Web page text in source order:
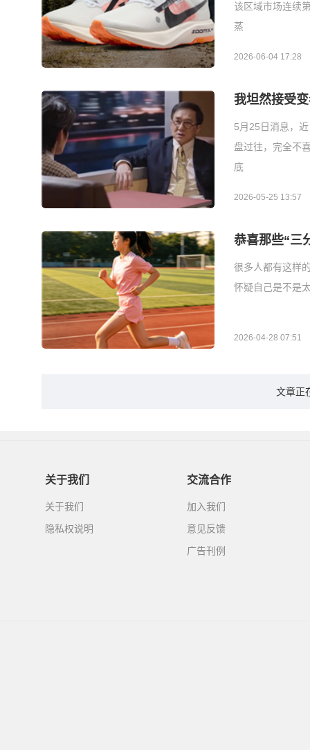
该区域市场连续
蒸
2026-06-04 17:28
我坦然接受
5月25日消息，
盘过往，完全不
底
2026-05-25 13:57
恭喜那些“三
很多人都有这样
怀疑自己是不是
2026-04-28 07:51
文章正
关于我们
关于我们
隐私权说明
交流合作
加入我们
意见反馈
广告刊例